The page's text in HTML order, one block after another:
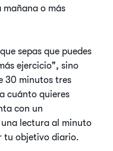
o más
sepas que puedes
ejercicio", sino
30 minutos tres
cuánto quieres
con un
lectura al minuto
tu objetivo diario.